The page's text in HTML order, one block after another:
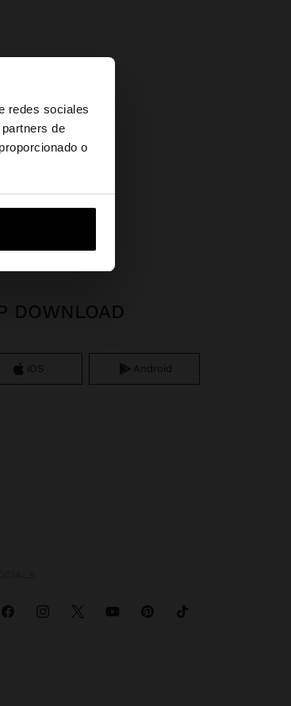
redes sociales
de
o
×
States
DOWNLOAD
iOS Android